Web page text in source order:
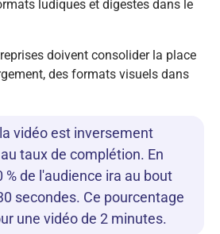
ludiques et digestes dans le
doivent consolider la place
des formats visuels dans
vidéo est inversement
taux de complétion. En
de l'audience ira au bout
secondes. Ce pourcentage
une vidéo de 2 minutes.